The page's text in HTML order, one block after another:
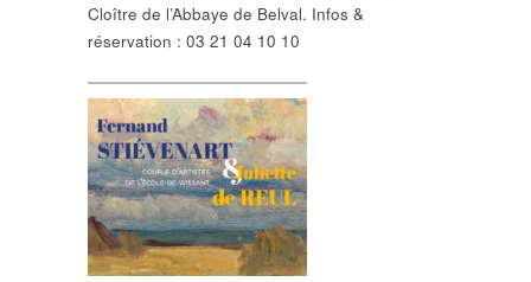
Cloître de l’Abbaye de Belval. Infos &
réservation : 03 21 04 10 10